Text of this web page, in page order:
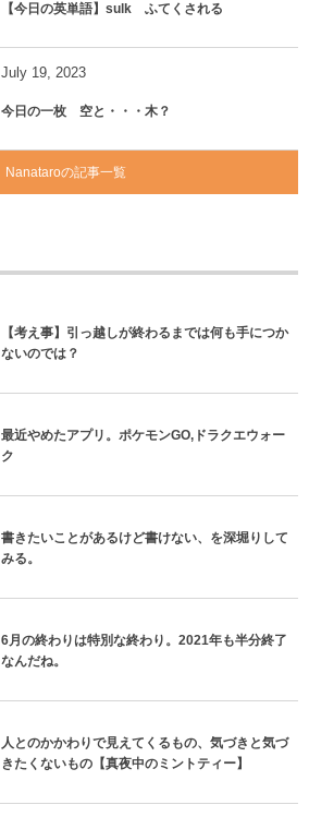
【今日の英単語】sulk ふてくされる
July 19, 2023
今日の一枚 空と・・・木？
Nanataroの記事一覧
【考え事】引っ越しが終わるまでは何も手につか
ないのでは？
最近やめたアプリ。ポケモンGO,ドラクエウォー
ク
書きたいことがあるけど書けない、を深堀りして
みる。
6月の終わりは特別な終わり。2021年も半分終了
なんだね。
人とのかかわりで見えてくるもの、気づきと気づ
きたくないもの【真夜中のミントティー】